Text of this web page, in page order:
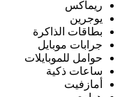
ريماكس
يوجرين
بطاقات الذاكرة
جرابات موبايل
حوامل للموبايلات
ساعات ذكية
أمازفيت